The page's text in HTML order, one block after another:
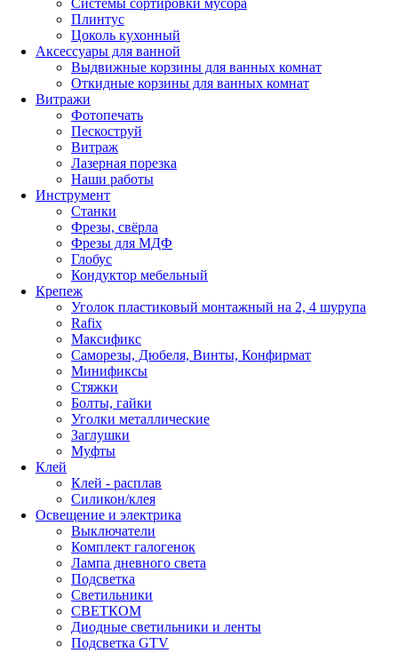
Плинтус
Цоколь кухонный
Аксессуары для ванной
Выдвижные корзины для ванных комнат
Откидные корзины для ванных комнат
Витражи
Фотопечать
Пескоструй
Витраж
Лазерная порезка
Наши работы
Инструмент
Станки
Фрезы, свёрла
Фрезы для МДФ
Глобус
Кондуктор мебельный
Крепеж
Уголок пластиковый монтажный на 2, 4 шурупа
Rafix
Максификс
Саморезы, Дюбеля, Винты, Конфирмат
Минификсы
Стяжки
Болты, гайки
Уголки металлические
Заглушки
Муфты
Клей
Клей - расплав
Силикон/клея
Освещение и электрика
Выключатели
Комплект галогенок
Лампа дневного света
Подсветка
Светильники
СВЕТКОМ
Диодные светильники и ленты
Подсветка GTV